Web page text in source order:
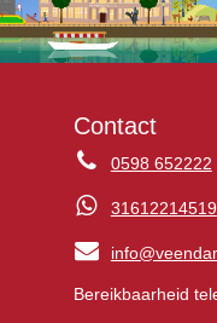
Contact
0598 652222
31612214519
Bereikbaarheid